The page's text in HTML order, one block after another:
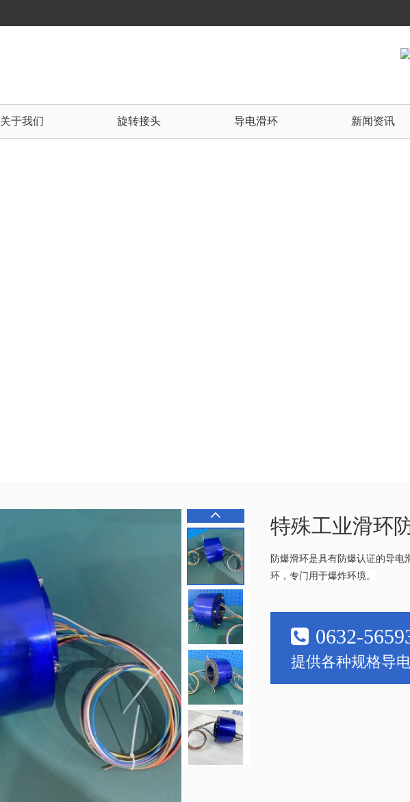
关于我们 旋转接头 导电滑环 新闻资讯
特殊工业滑环
防爆滑环是具有防爆认证的导电
环，专门用于爆炸环境。
0632-
提供各种规格导